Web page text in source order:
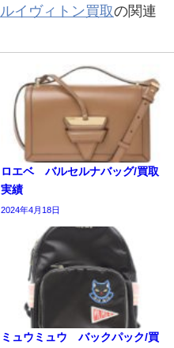
ルイヴィトン買取の関連
ロエベ バルセルナバッグ/買取
実績
2024年4月18日
ミュウミュウ バックパック/買